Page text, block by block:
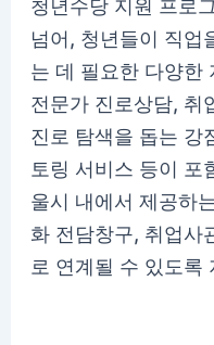
청년수당 지원 프로
넘어, 청년들이 직업
는 데 필요한 다양한
전문가 진로상담, 취
진로 탐색을 돕는 강
토링 서비스 등이 포
울시 내에서 제공하
화 전담창구, 취업사
로 연계될 수 있도록